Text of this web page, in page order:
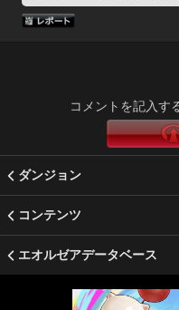
コメントを記入す
ダンジョン
コンテンツ
エオルゼアデータベース